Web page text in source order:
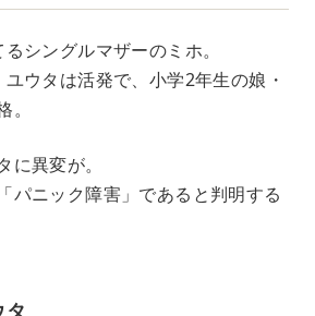
シングルマザーのミホ。
ウタは活発で、小学2年生の娘・
に異変が。
パニック障害」であると判明する